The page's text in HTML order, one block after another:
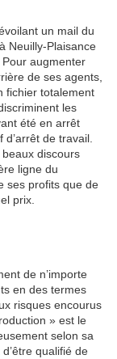
un mail du
Neuilly-Plaisance
augmenter
de ses agents,
fichier totalement
les
été en arrêt
de travail.
discours
ligne du
ses profits que de
prix.
de n’importe
en des termes
risques encourus
» est le
selon sa
qualifié de